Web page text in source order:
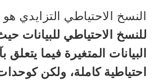
النسخ الاحتياطي التزايدي هو
للنسخ الاحتياطي للبيانات
البيانات المتغيرة فيما
احتياطية كاملة، ولكن